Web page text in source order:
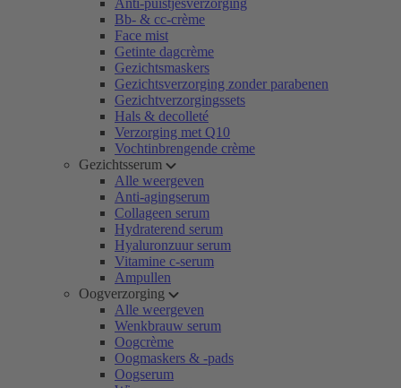
Anti-puistjesverzorging
Bb- & cc-crème
Face mist
Getinte dagcrème
Gezichtsmaskers
Gezichtsverzorging zonder parabenen
Gezichtverzorgingssets
Hals & decolleté
Verzorging met Q10
Vochtinbrengende crème
Gezichtsserum
Alle weergeven
Anti-agingserum
Collageen serum
Hydraterend serum
Hyaluronzuur serum
Vitamine c-serum
Ampullen
Oogverzorging
Alle weergeven
Wenkbrauw serum
Oogcrème
Oogmaskers & -pads
Oogserum